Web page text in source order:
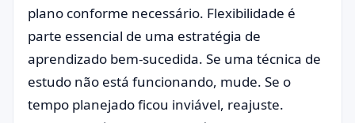
plano conforme necessário. Flexibilidade é
parte essencial de uma estratégia de
aprendizado bem-sucedida. Se uma técnica de
estudo não está funcionando, mude. Se o
tempo planejado ficou inviável, reajuste.